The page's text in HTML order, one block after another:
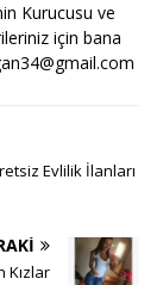
Kurucusu ve
için bana
Evlilik İlanları
Kızlar